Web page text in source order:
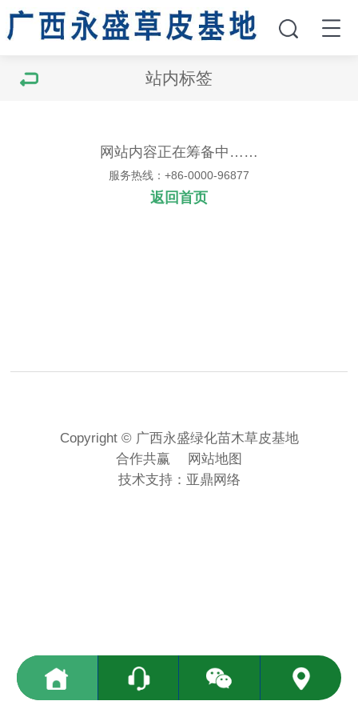
站内标签
网站内容正在筹备中……
服务热线：+86-0000-96877
返回首页
Copyright © 广西永盛绿化苗木草皮基地
合作共赢
网站地图
技术支持： 亚鼎网络